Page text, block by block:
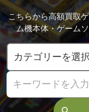
戦国伝承2001
買取価格
160,000
ショックトルー
スカッド
買取価格
こちらから高額買取
ム機本体・ゲーム